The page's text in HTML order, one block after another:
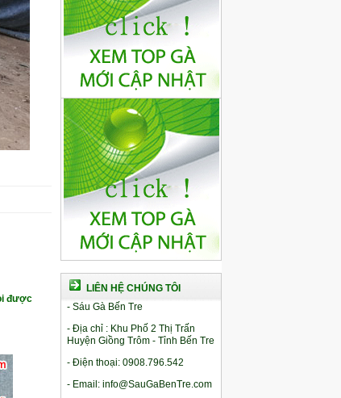
được
LIÊN HỆ CHÚNG TÔI
- Sáu Gà Bến Tre
- Địa chỉ : Khu Phố 2 Thị Trấn
Huyện Giồng Trôm - Tỉnh Bến Tre
- Điện thoại: 0908.796.542
- Email: info@SauGaBenTre.com